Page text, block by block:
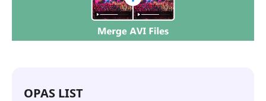
OPAS LIST